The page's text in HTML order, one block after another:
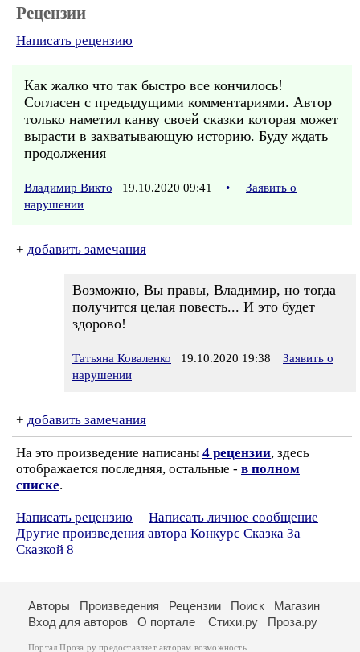
Рецензии
Написать рецензию
Как жалко что так быстро все кончилось!
Согласен с предыдущими комментариями. Автор
только наметил канву своей сказки которая может
вырасти в захватывающую историю. Буду ждать
продолжения
Владимир Викто 19.10.2020 09:41 •
Заявить о
нарушении
+ добавить замечания
Возможно, Вы правы, Владимир, но тогда
получится целая повесть... И это будет
здорово!
Татьяна Коваленко 19.10.2020 19:38
Заявить о
нарушении
+ добавить замечания
На это произведение написаны 4 рецензии, здесь
отображается последняя, остальные - в полном
списке.
Написать рецензию
Написать личное сообщение
Другие произведения автора Конкурс Сказка За
Сказкой 8
Авторы Произведения Рецензии Поиск
Магазин
Вход для авторов
О портале Стихи.ру Проза.ру
Портал Проза.ру предоставляет авторам возможность